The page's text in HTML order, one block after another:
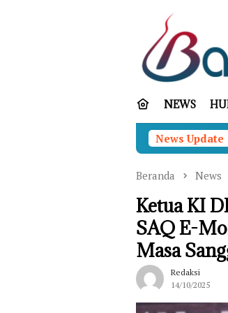
NEWS
News Update
Beranda News
Ketua KI
SAQ E-
Masa
Redaksi
14/10/2025